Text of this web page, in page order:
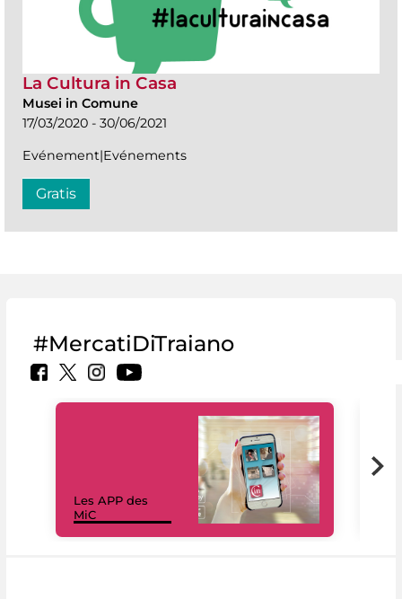
La Cultura in Casa
Musei in Comune
17/03/2020 - 30/06/2021
Evénement|Evénements
Gratis
#MercatiDiTraiano
Les APP des
MiC